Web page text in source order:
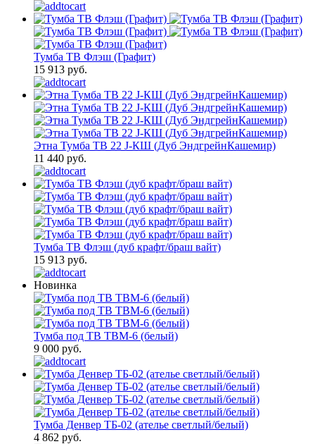
Тумба ТВ Флэш (Графит)
15 913 руб.
Этна Тумба ТВ 22 J-КШ (Дуб ЭндгрейнКашемир)
11 440 руб.
Тумба ТВ Флэш (дуб крафт/браш вайт)
15 913 руб.
Новинка
Тумба под ТВ ТВМ-6 (белый)
9 000 руб.
Тумба Денвер ТБ-02 (ателье светлый/белый)
4 862 руб.